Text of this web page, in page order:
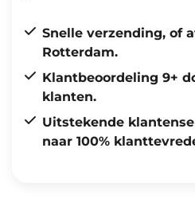
Snelle verzending, of
Rotterdam.
Klantbeoordeling 9+
klanten.
Uitstekende
naar 100%